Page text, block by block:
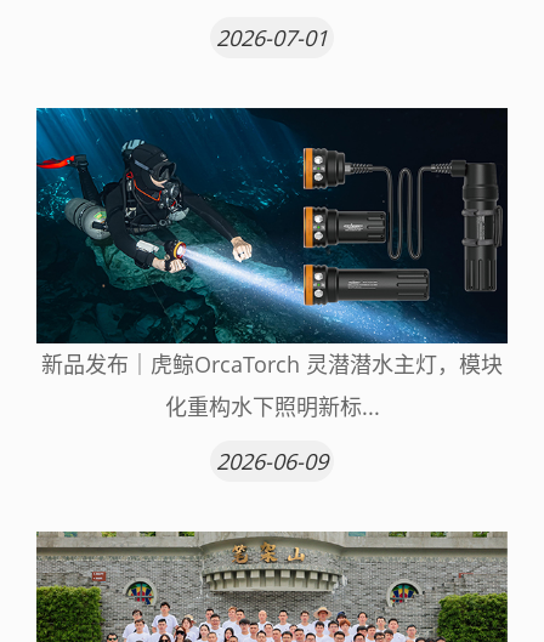
2026-07-01
新品发布｜虎鲸OrcaTorch 灵潜潜水主灯，模块
化重构水下照明新标...
2026-06-09